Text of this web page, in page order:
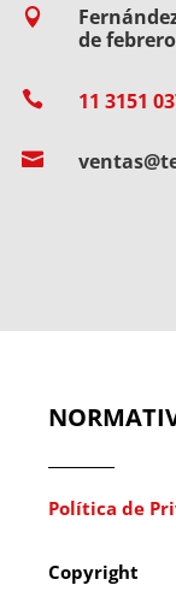

de febrero
 11 3151

Política de
Copyright